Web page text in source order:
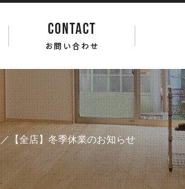
／【全店】冬季休業のお知らせ